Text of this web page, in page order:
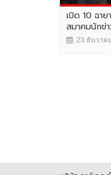
เปิด 10 ฉาย
สมาคมนักข่
23 ธันวาค